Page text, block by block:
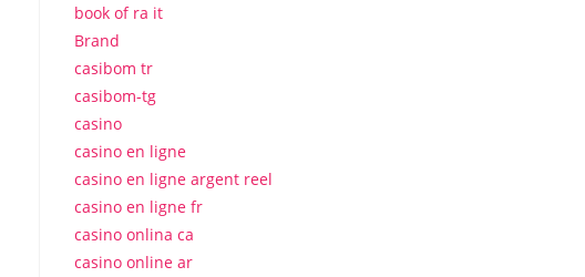
book of ra it
Brand
casibom tr
casibom-tg
casino
casino en ligne
casino en ligne argent reel
casino en ligne fr
casino onlina ca
casino online ar